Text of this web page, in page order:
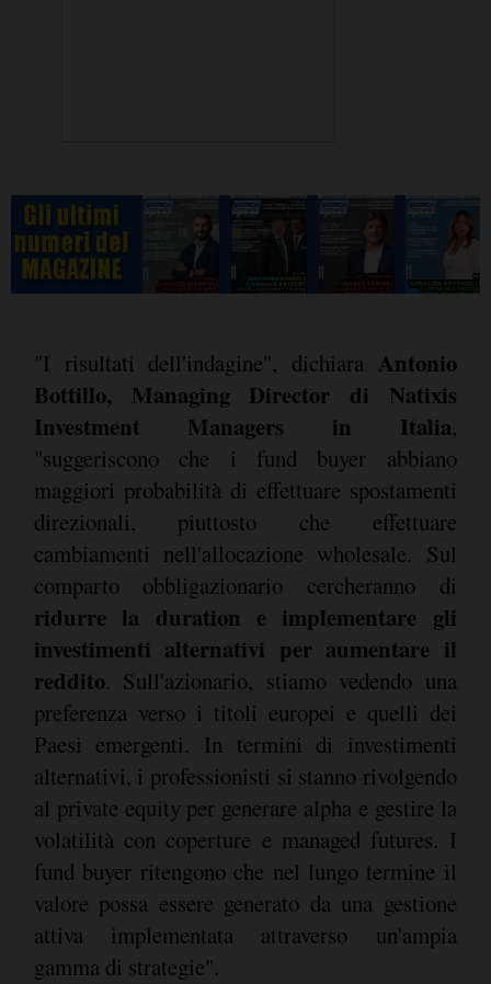
"I risultati dell'indagine", dichiara Antonio
Bottillo, Managing Director di Natixis
Investment Managers in Italia,
"suggeriscono che i fund buyer abbiano
maggiori probabilità di effettuare spostamenti
direzionali, piuttosto che effettuare
cambiamenti nell'allocazione wholesale. Sul
comparto obbligazionario cercheranno di
ridurre la duration e implementare gli
investimenti alternativi per aumentare il
reddito. Sull'azionario, stiamo vedendo una
preferenza verso i titoli europei e quelli dei
Paesi emergenti. In termini di investimenti
alternativi, i professionisti si stanno rivolgendo
al private equity per generare alpha e gestire la
volatilità con coperture e managed futures. I
fund buyer ritengono che nel lungo termine il
valore possa essere generato da una gestione
attiva implementata attraverso un'ampia
gamma di strategie".